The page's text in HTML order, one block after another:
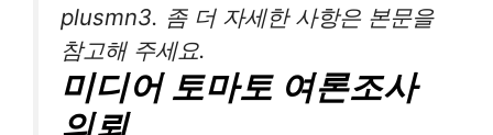
plusmn3. 좀 더 자세한 사항은 본문을
참고해 주세요.
미디어 토마토 여론조사
의뢰